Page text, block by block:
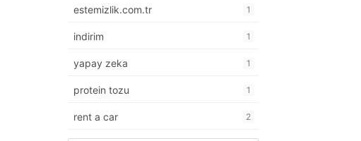
estemizlik.com.tr 1
indirim 1
yapay zeka 1
protein tozu 1
rent a car 2